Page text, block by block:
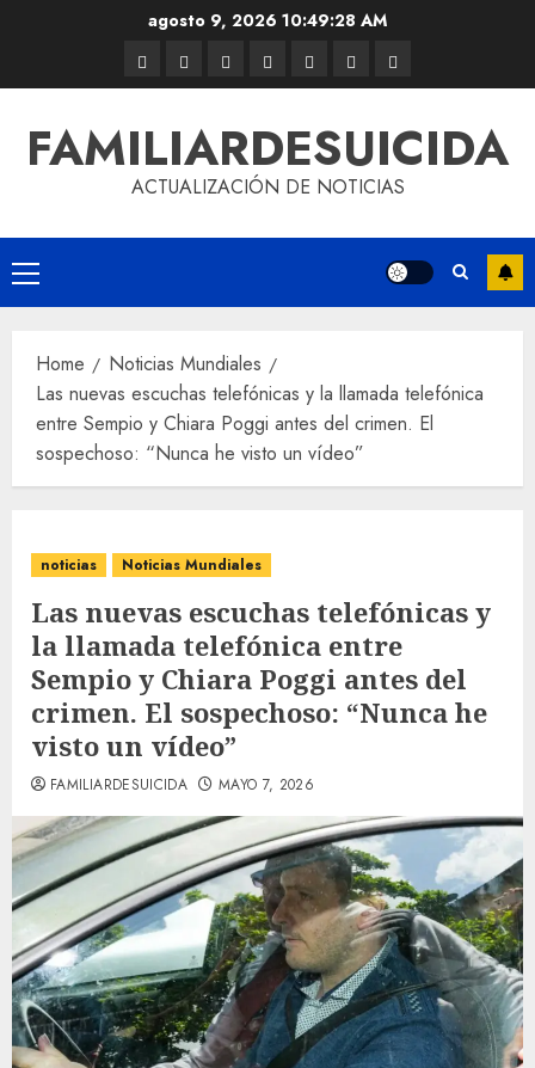
agosto 9, 2026 10:49:29 AM
FAMILIARDESUICIDA
ACTUALIZACIÓN DE NOTICIAS
Home
Noticias Mundiales
Las nuevas escuchas telefónicas y la llamada telefónica
entre Sempio y Chiara Poggi antes del crimen. El
sospechoso: “Nunca he visto un vídeo”
noticias Noticias Mundiales
Las nuevas escuchas telefónicas y
la llamada telefónica entre
Sempio y Chiara Poggi antes del
crimen. El sospechoso: “Nunca he
visto un vídeo”
FAMILIARDESUICIDA MAYO 7, 2026